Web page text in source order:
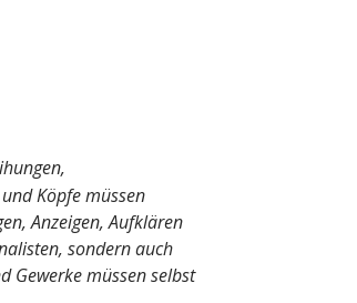
Köpfe müssen
Anzeigen, Aufklären
sondern auch
Gewerke müssen selbst